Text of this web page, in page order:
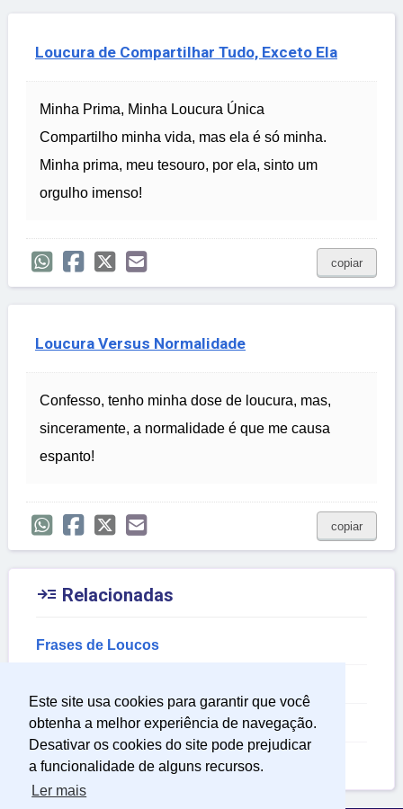
Este site usa cookies para garantir que você
obtenha a melhor experiência de navegação.
Desativar os cookies do site pode prejudicar
a funcionalidade de alguns recursos.
Ler mais
Loucura de Compartilhar Tudo, Exceto Ela
Minha Prima, Minha Loucura Única
Compartilho minha vida, mas ela é só minha.
Minha prima, meu tesouro, por ela, sinto um
orgulho imenso!
copiar
Loucura Versus Normalidade
Confesso, tenho minha dose de loucura, mas,
sinceramente, a normalidade é que me causa
espanto!
copiar
 Relacionadas
Frases de Loucos
Frases Sobre Politica
Frases Sobre Loucura